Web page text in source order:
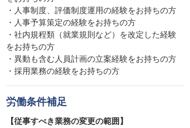
・人事制度、評価制度運用の経験をお持ちの方
・人事予算策定の経験をお持ちの方
・社内規程類（就業規則など）を改定した経験
をお持ちの方
・異動も含む人員計画の立案経験をお持ちの方
・採用業務の経験をお持ちの方
労働条件補足
【従事すべき業務の変更の範囲】